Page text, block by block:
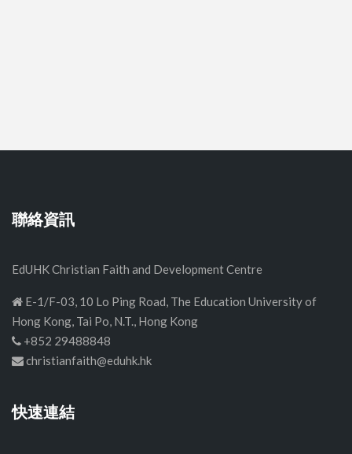
聯絡資訊
EdUHK Christian Faith and Development Centre
E-1/F-03, 10 Lo Ping Road, The Education University of
Hong Kong, Tai Po, N.T., Hong Kong
+852 29488848
christianfaith@eduhk.hk
快速連結